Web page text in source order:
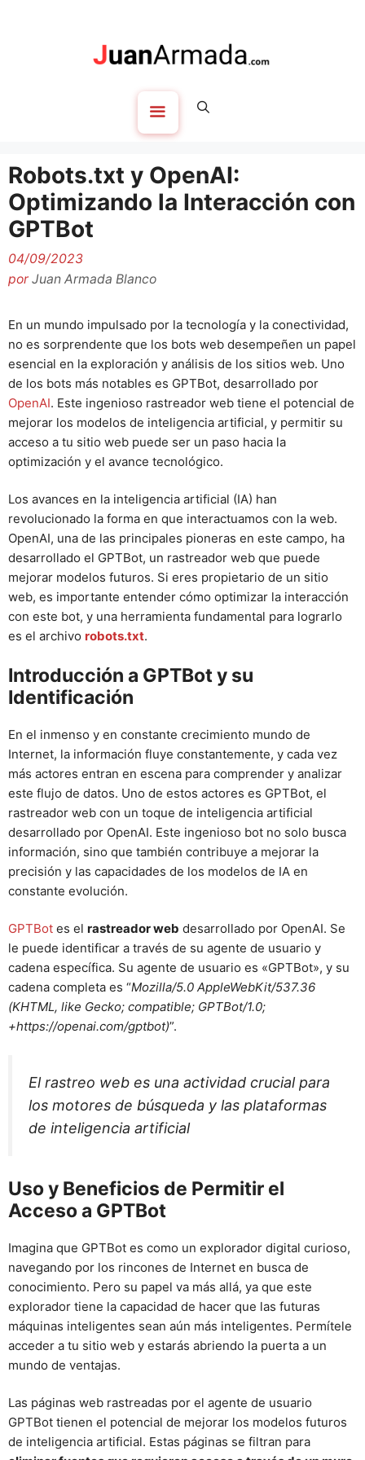
Robots.txt y OpenAI:
Optimizando la Interacción con
GPTBot
04/09/2023
porJuan Armada Blanco
En un mundo impulsado por la tecnología y la conectividad,
no es sorprendente que los bots web desempeñen un papel
esencial en la exploración y análisis de los sitios web. Uno
de los bots más notables es GPTBot, desarrollado por
OpenAI. Este ingenioso rastreador web tiene el potencial de
mejorar los modelos de inteligencia artificial, y permitir su
acceso a tu sitio web puede ser un paso hacia la
optimización y el avance tecnológico.
Los avances en la inteligencia artificial (IA) han
revolucionado la forma en que interactuamos con la web.
OpenAI, una de las principales pioneras en este campo, ha
desarrollado el GPTBot, un rastreador web que puede
mejorar modelos futuros. Si eres propietario de un sitio
web, es importante entender cómo optimizar la interacción
con este bot, y una herramienta fundamental para lograrlo
es el archivo robots.txt.
Introducción a GPTBot y su
Identificación
En el inmenso y en constante crecimiento mundo de
Internet, la información fluye constantemente, y cada vez
más actores entran en escena para comprender y analizar
este flujo de datos. Uno de estos actores es GPTBot, el
rastreador web con un toque de inteligencia artificial
desarrollado por OpenAI. Este ingenioso bot no solo busca
información, sino que también contribuye a mejorar la
precisión y las capacidades de los modelos de IA en
constante evolución.
GPTBot es el rastreador web desarrollado por OpenAI. Se
le puede identificar a través de su agente de usuario y
cadena específica. Su agente de usuario es «GPTBot», y su
cadena completa es “Mozilla/5.0 AppleWebKit/537.36
(KHTML, like Gecko; compatible; GPTBot/1.0;
+https://openai.com/gptbot)”.
El rastreo web es una actividad crucial para
los motores de búsqueda y las plataformas
de inteligencia artificial
Uso y Beneficios de Permitir el
Acceso a GPTBot
Imagina que GPTBot es como un explorador digital curioso,
navegando por los rincones de Internet en busca de
conocimiento. Pero su papel va más allá, ya que este
explorador tiene la capacidad de hacer que las futuras
máquinas inteligentes sean aún más inteligentes. Permítele
acceder a tu sitio web y estarás abriendo la puerta a un
mundo de ventajas.
Las páginas web rastreadas por el agente de usuario
GPTBot tienen el potencial de mejorar los modelos futuros
de inteligencia artificial. Estas páginas se filtran para